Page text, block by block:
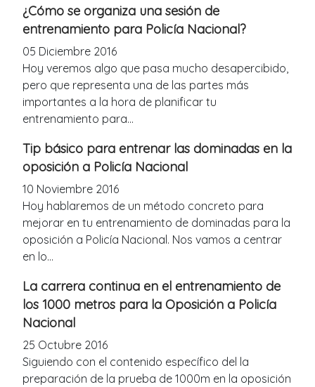
¿Cómo se organiza una sesión de
entrenamiento para Policía Nacional?
05 Diciembre 2016
Hoy veremos algo que pasa mucho desapercibido,
pero que representa una de las partes más
importantes a la hora de planificar tu
entrenamiento para...
Tip básico para entrenar las dominadas en la
oposición a Policía Nacional
10 Noviembre 2016
Hoy hablaremos de un método concreto para
mejorar en tu entrenamiento de dominadas para la
oposición a Policía Nacional. Nos vamos a centrar
en lo...
La carrera continua en el entrenamiento de
los 1000 metros para la Oposición a Policía
Nacional
25 Octubre 2016
Siguiendo con el contenido específico del la
preparación de la prueba de 1000m en la oposición